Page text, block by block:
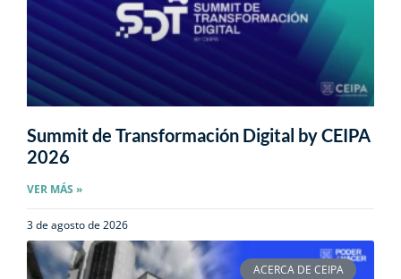
Summit de Transformación Digital by CEIPA
2026
VER MÁS »
3 de agosto de 2026
ACERCA DE CEIPA